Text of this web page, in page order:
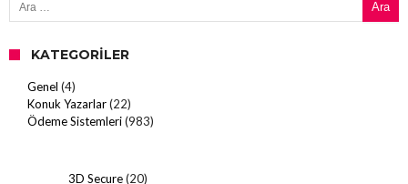
KATEGORILER
Genel (4)
Konuk Yazarlar(22)
Ödeme Sistemleri(983)
3D Secure(20)